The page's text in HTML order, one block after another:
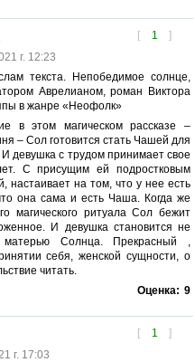
[ 1 ]
г. 12:23
текста. Непобедимое солнце,
Аврелианом, роман Виктора
в жанре «Неофолк»
в этом магическом рассказе –
– Сол готовится стать Чашей для
девушка с трудом принимает свое
С присущим ей подростковым
настаивает на том, что у нее есть
она сама и есть Чаша. Когда же
магического ритуала Сол бежит
И девушка становится не
Солнца. Прекрасный ,
себя, женской сущности, о
читать.
Оценка: 9
[ 1 ]
г. 17:03